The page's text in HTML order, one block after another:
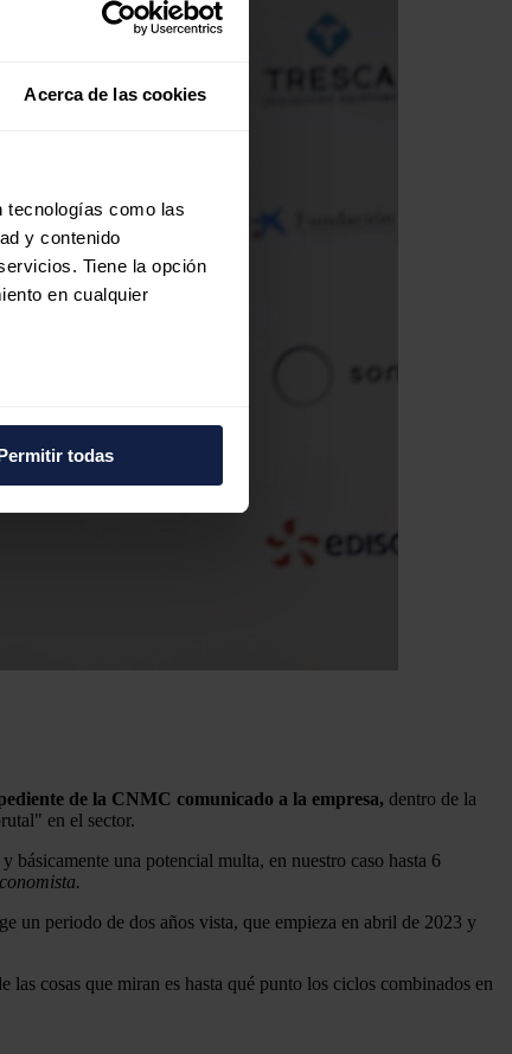
Acerca de las cookies
tecnologías como las
y contenido
Tiene la opción
en cualquier
de redes sociales
todas
de la CNMC comunicado a la empresa, dentro de la
en el sector.
una potencial multa, en nuestro caso hasta 6
un periodo de dos años vista, que empieza en abril de 2023 y
cosas que miran es hasta qué punto los ciclos combinados en